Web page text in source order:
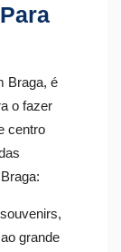
Braga, é
o fazer
centro
grande